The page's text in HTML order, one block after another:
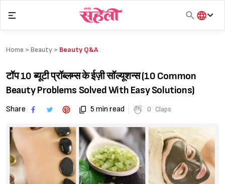
content
हिंदी
Home > Beauty > Beauty Q&A
टॉप 10 ब्यूटी प्रॉब्लम्स के ईज़ी सॉल्यूशन्स (10 Common
Beauty Problems Solved With Easy Solutions)
Share 5 min read 0 Claps